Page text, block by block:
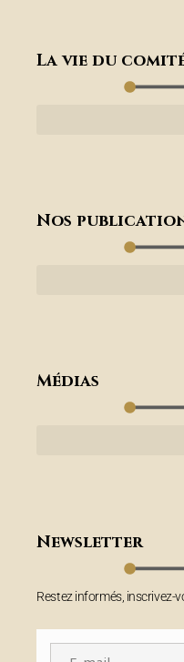
La vie du
Nos
Médias
Newsletter
Restez informés, inscrivez-